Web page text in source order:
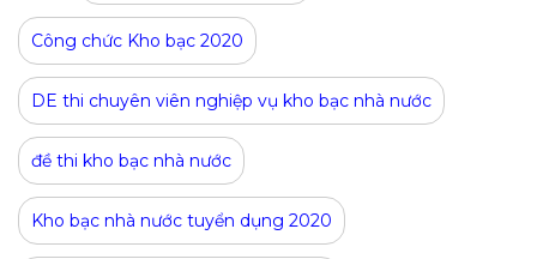
Công chức Kho bạc 2020
DE thi chuyên viên nghiệp vụ kho bạc nhà nước
đề thi kho bạc nhà nước
Kho bạc nhà nước tuyển dụng 2020